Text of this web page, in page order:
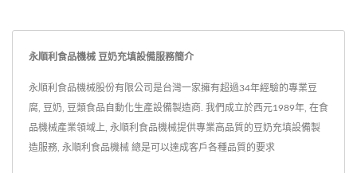
永順利食品機械 豆奶充填設備服務簡介
永順利食品機械股份有限公司是台灣一家擁有超過34年經驗的專業豆
腐, 豆奶, 豆類食品自動化生產設備製造商. 我們成立於西元1989年, 在食
品機械產業領域上, 永順利食品機械提供專業高品質的豆奶充填設備製
造服務, 永順利食品機械 總是可以達成客戶各種品質的要求